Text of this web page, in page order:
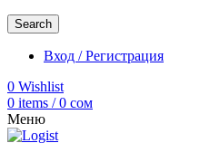
Search
Вход / Регистрация
0 Wishlist
0 items / 0 сом
Меню